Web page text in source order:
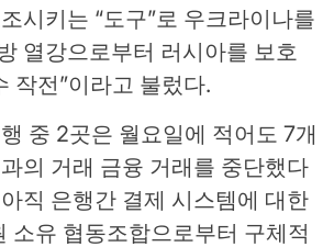
시키는 “도구”로 우크라이나를
열강으로부터 러시아를 보호
작전”이라고 불렀다.
중 2곳은 월요일에 적어도 7개
의 거래 금융 거래를 중단했다
직 은행간 결제 시스템에 대한
소유 협동조합으로부터 구체적